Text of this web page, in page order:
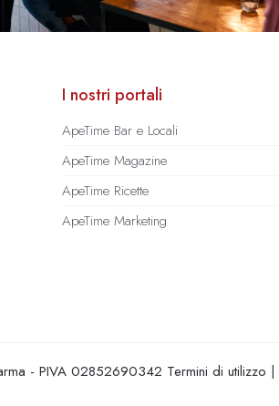
I nostri portali
ApeTime Bar e Locali
ApeTime Magazine
ApeTime Ricette
ApeTime Marketing
- PIVA 02852690342 Termini di utilizzo |